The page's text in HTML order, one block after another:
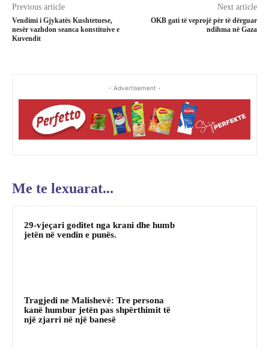
Previous article
Vendimi i Gjykatës Kushtetuese,
nesër vazhdon seanca konstituive e
Kuvendit
Next article
OKB gati të veprojë për të dërguar
ndihma në Gaza
- Advertisement -
Me te lexuarat...
29-vjeçari goditet nga krani dhe humb
jetën në vendin e punës.
Tragjedi ne Malishevë: Tre persona
kanë humbur jetën pas shpërthimit të
një zjarri në një banesë